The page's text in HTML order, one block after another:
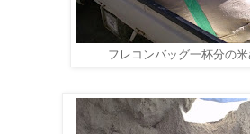
フレコンバッグ一杯分の